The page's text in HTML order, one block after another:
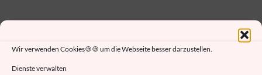
Wir verwenden Cookies🍪🍪 um die Webseite besser darzustellen.
Dienste verwalten